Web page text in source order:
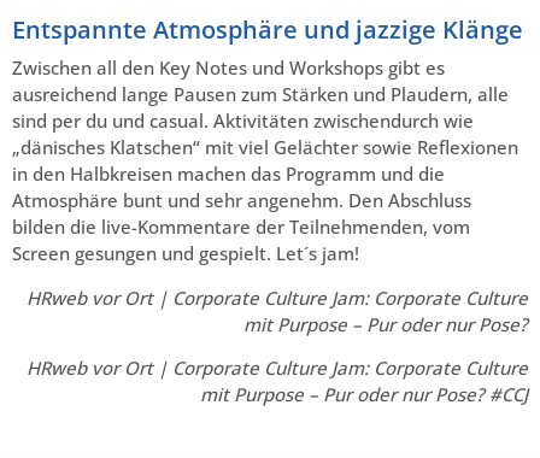
Entspannte Atmosphäre und jazzige Klänge
Zwischen all den Key Notes und Workshops gibt es
ausreichend lange Pausen zum Stärken und Plaudern, alle
sind per du und casual. Aktivitäten zwischendurch wie
„dänisches Klatschen“ mit viel Gelächter sowie Reflexionen
in den Halbkreisen machen das Programm und die
Atmosphäre bunt und sehr angenehm. Den Abschluss
bilden die live-Kommentare der Teilnehmenden, vom
Screen gesungen und gespielt. Let´s jam!
HRweb vor Ort | Corporate Culture Jam: Corporate Culture
mit Purpose – Pur oder nur Pose?
HRweb vor Ort | Corporate Culture Jam: Corporate Culture
mit Purpose – Pur oder nur Pose? #CCJ